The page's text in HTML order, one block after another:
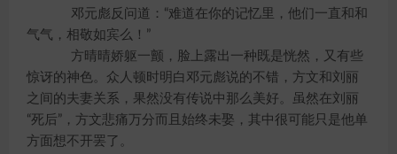
邓元彪反问道：“难道在你的记忆里，他们一直和和
气气，相敬如宾么！”
方晴晴娇躯一颤，脸上露出一种既是恍然，又有些
惊讶的神色。众人顿时明白邓元彪说的不错，方文和刘丽
之间的夫妻关系，果然没有传说中那么美好。虽然在刘丽
“死后”，方文悲痛万分而且始终未娶，其中很可能只是他单
方面想不开罢了。